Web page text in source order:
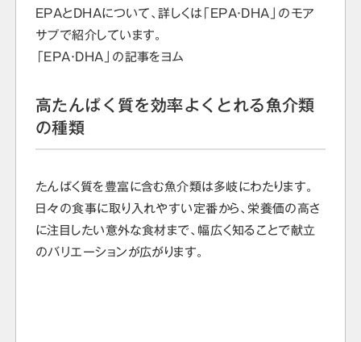
EPAとDHAについて、詳しくは「EPA・DHA」のモア
サプで紹介しています。
「EPA・DHA」の記事をヨム
高たんぱく質を効率よくとれる魚介類
の種類
たんぱく質を豊富に含む魚介類は多岐にわたります。
日々の食事に取り入れやすい定番から、栄養価の高さ
に注目したい意外な食材まで、幅広く知ることで献立
のバリエーションが広がります。